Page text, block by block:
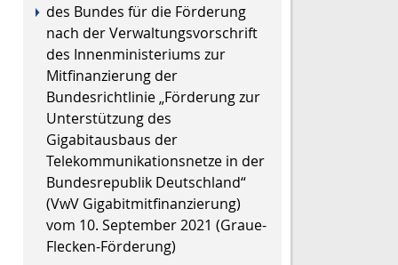
des Bundes für die Förderung
nach der Verwaltungsvorschrift
des Innenministeriums zur
Mitfinanzierung der
Bundesrichtlinie „Förderung zur
Unterstützung des
Gigabitausbaus der
Telekommunikationsnetze in der
Bundesrepublik Deutschland“
(VwV Gigabitmitfinanzierung)
vom 10. September 2021 (Graue-
Flecken-Förderung)